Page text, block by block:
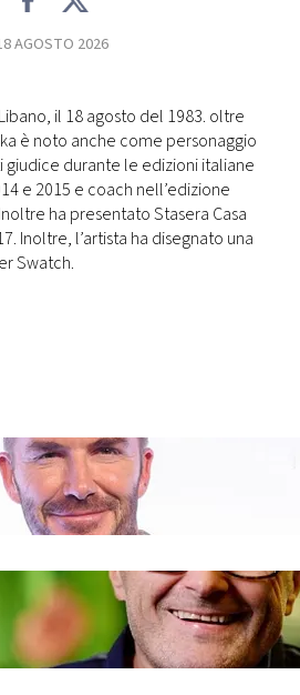
AGOSTO 2026
il 18 agosto del 1983. oltre
è noto anche come personaggio
giudice durante le edizioni italiane
e 2015 e coach nell’edizione
ha presentato Stasera Casa
Inoltre, l’artista ha disegnato una
Swatch.